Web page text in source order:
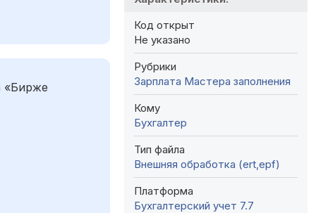
«Бирже
Код открыт
Не указано
Рубрики
Зарплата Мастера заполнения
Кому
Бухгалтер
Тип файла
Внешняя обработка (ert,epf)
Платформа
Бухгалтерский учет 7.7